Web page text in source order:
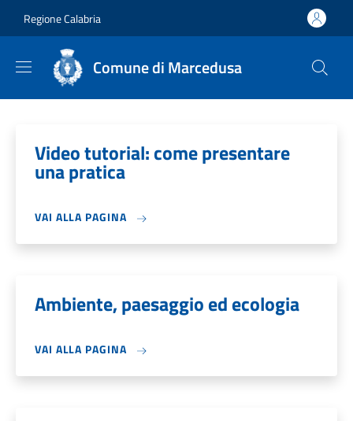
Regione Calabria
Comune di Marcedusa
Video tutorial: come presentare
una pratica
VAI ALLA PAGINA
Ambiente, paesaggio ed ecologia
VAI ALLA PAGINA